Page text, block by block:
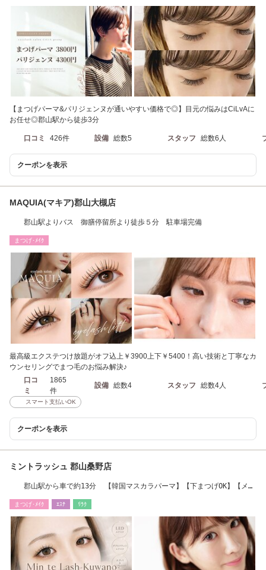
【まつげパーマ&パリジェンヌが通いやすい価格で◎】目元の悩みはCiLvAに
お任せ◎郡山駅から徒歩3分
口コミ 426件 設備 総数5 スタッフ 総数6人
クーポンを表示
MAQUIA(マキア)郡山大槻店
郡山駅よりバス 御膳停留所より徒歩５分 駐車場完備
まつげ･ﾒｲｸ
最高級エクステつけ放題がオフ込上￥3900上下￥5400！高い技術と丁寧なカ
ウンセリングでまつ毛のお悩み解決♪
口コ
ミ
1865
件
設備 総数4 スタッフ 総数4人
スマート支払いOK
クーポンを表示
ミントラッシュ 郡山桑野店
郡山駅から車で約13分 【韓国マスカラパーマ】【下まつげOK】【メン
まつげ･ﾒｲｸ ｴｽﾃ ﾘﾗｸ